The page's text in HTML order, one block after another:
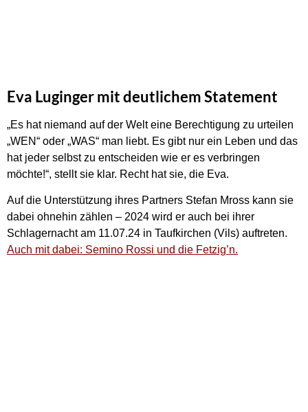
Eva Luginger mit deutlichem Statement
„Es hat niemand auf der Welt eine Berechtigung zu urteilen
„WEN“ oder „WAS“ man liebt. Es gibt nur ein Leben und das
hat jeder selbst zu entscheiden wie er es verbringen
möchte!“, stellt sie klar. Recht hat sie, die Eva.
Auf die Unterstützung ihres Partners Stefan Mross kann sie
dabei ohnehin zählen – 2024 wird er auch bei ihrer
Schlagernacht am 11.07.24 in Taufkirchen (Vils) auftreten.
Auch mit dabei: Semino Rossi und die Fetzig’n.